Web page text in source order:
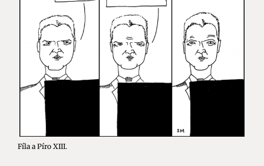
Fíla a Píro XIII.